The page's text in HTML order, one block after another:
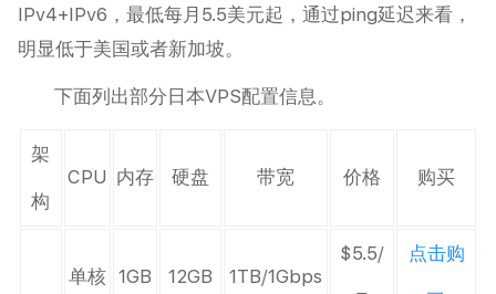
IPv4+IPv6，最低每月5.5美元起，通过ping延迟来看，
明显低于美国或者新加坡。
下面列出部分日本VPS配置信息。
架
构
CPU 内存 硬盘 带宽 价格 购买
单核 1GB 12GB 1TB/1Gbps
$5.5/ 点击购